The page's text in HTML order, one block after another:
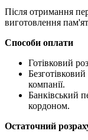
Після отримання
виготовлення
Способи оплати
Готівковий
компанії.
Банківський
кордоном.
Остаточний